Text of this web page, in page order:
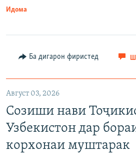
Идома
Ба дигарон фиристед
Август 03, 2026
Созиши нави
Узбекистон дар
корхонаи муштарак